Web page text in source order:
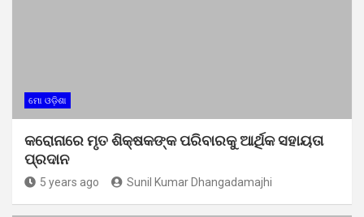
ମୋ ଓଡ଼ିଶା
କରୋନାରେ ମୃତ ଶିକ୍ଷକଙ୍କ ପରିବାରକୁ ଆର୍ଥିକ ସହାୟତା
ପ୍ରଦାନ
5 years ago Sunil Kumar Dhangadamajhi